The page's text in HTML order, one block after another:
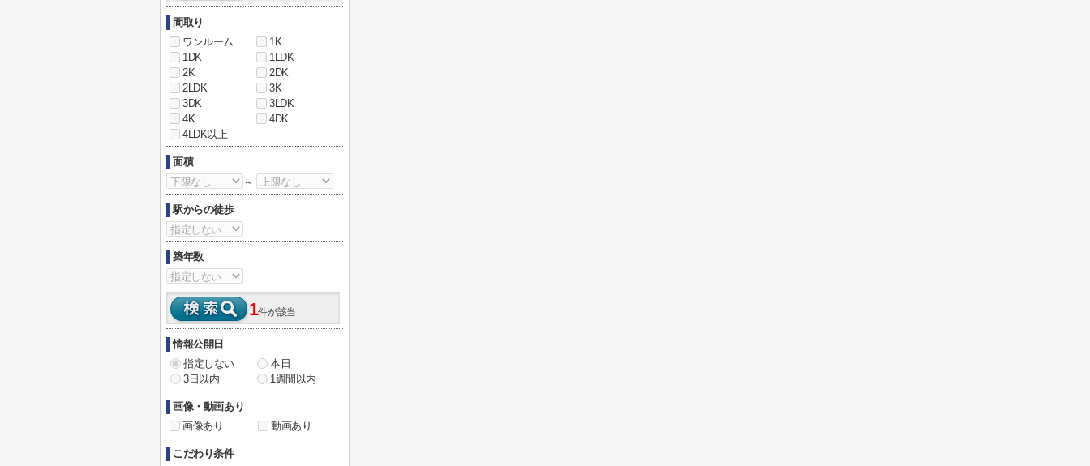
間取り
ワンルーム
1K
1DK
1LDK
2K
2DK
2LDK
3K
3DK
3LDK
4K
4DK
4LDK以上
面積
～
駅からの徒歩
築年数
1件が該当
情報公開日
指定しない
本日
3日以内
1週間以内
画像・動画あり
画像あり
動画あり
こだわり条件